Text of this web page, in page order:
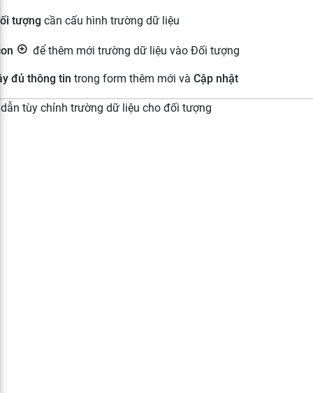
tượng cần cấu hình trường dữ liệu
để thêm mới trường dữ liệu vào Đối tượng
đủ thông tin trong form thêm mới và Cập nhật